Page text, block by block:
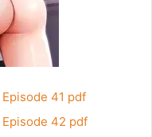
Episode 41 pdf
Episode 42 pdf